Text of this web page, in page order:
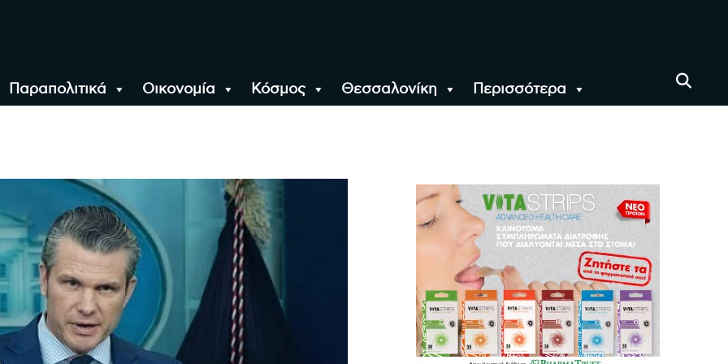
Παραπολιτικά Οικονομία Κόσμος Θεσσαλονίκη Περισσότερα